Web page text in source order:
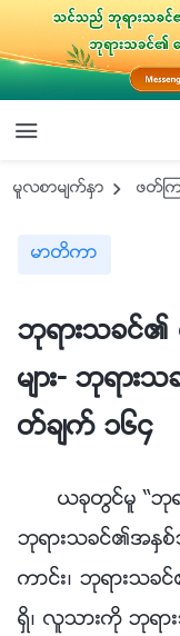
မူလစာမ်က္ႏွာ ဖတ္ၾက
မာတိကာ
ဘုရားသခင္၏
မ်ား- ဘုရား
တ္ခ်က္ ၁၆၄
ယခုတြင္မူ “ဘု
ဘုရားသခင္၏အႏွစ္
ကာင္း၊ ဘုရားသခ
ရွိ၊ လူသားကို ဘုရာ